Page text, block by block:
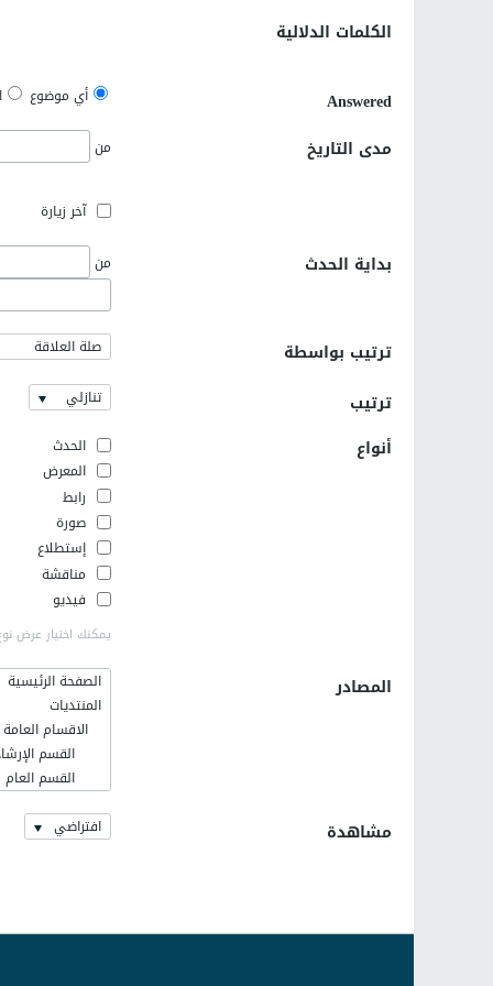
الكلمات الدلالية
Answered أي موضوع
مدى التاريخ من
آخر زيارة
بداية الحدث من
ترتيب بواسطة صلة العلاقة
ترتيب تنازلي
أنواع
الحدث
المعرض
رابط
صورة
إستطلاع
مناقشة
فيديو
يمكنك اختيار عرض
المصادر
الصفحة الرئيسية
المنتديات
الاقسام العامة
القسم
القسم العام
اخر الاخبار
مشاهدة افتراضي